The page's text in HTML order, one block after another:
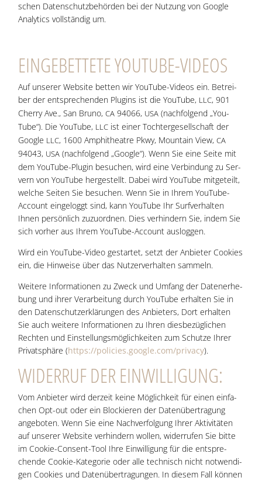
schen Daten­schutz­be­hör­den bei der Nut­zung von Goog­le
Ana­ly­tics voll­stän­dig um.
EIN­GE­BET­TE­TE YOUTUBE-VIDEOS
Auf unse­rer Web­site bet­ten wir You­Tube-Vide­os ein. Betrei­
ber der ent­spre­chen­den Plug­ins ist die You­Tube, LLC, 901
Cher­ry Ave., San Bru­no,CA 94066, USA (nach­fol­gend „You­
Tube“). Die You­Tube, LLC ist einer Toch­ter­ge­sell­schaft der
Goog­le LLC, 1600 Amphi­theat­re Pkwy, Moun­tain View,CA
94043, USA (nach­fol­gend „Goog­le“). Wenn Sie eine Sei­te mit
dem You­Tube-Plug­in besu­chen, wird eine Ver­bin­dung zu Ser­
vern von You­Tube her­ge­stellt. Dabei wird You­Tube mit­ge­teilt,
wel­che Sei­ten Sie besu­chen. Wenn Sie in Ihrem You­Tube-
Account ein­ge­loggt sind, kann You­Tube Ihr Surf­ver­hal­ten
Ihnen per­sön­lich zuzu­ord­nen. Dies ver­hin­dern Sie, indem Sie
sich vor­her aus Ihrem You­Tube-Account ausloggen.
Wird ein You­Tube-Video gestar­tet, setzt der Anbie­ter Coo­kies
ein, die Hin­wei­se über das Nut­zer­ver­hal­ten sammeln.
Wei­te­re Infor­ma­tio­nen zu Zweck und Umfang der Daten­er­he­
bung und ihrer Ver­ar­bei­tung durch You­Tube erhal­ten Sie in
den Daten­schutz­er­klä­run­gen des Anbie­ters, Dort erhal­ten
Sie auch wei­te­re Infor­ma­tio­nen zu Ihren dies­be­züg­li­chen
Rech­ten und Ein­stel­lungs­mög­lich­kei­ten zum Schut­ze Ihrer
Pri­vat­sphä­re (https://policies.google.com/privacy).
WIDER­RUF DER EINWILLIGUNG:
Vom Anbie­ter wird der­zeit kei­ne Mög­lich­keit für einen ein­fa­
chen Opt-out oder ein Blo­ckie­ren der Daten­über­tra­gung
ange­bo­ten. Wenn Sie eine Nach­ver­fol­gung Ihrer Akti­vi­tä­ten
auf unse­rer Web­site ver­hin­dern wol­len, wider­ru­fen Sie bit­te
im Coo­kie-Con­sent-Tool Ihre Ein­wil­li­gung für die ent­spre­
chen­de Coo­kie-Kate­go­rie oder alle tech­nisch nicht not­wen­di­
gen Coo­kies und Daten­über­tra­gun­gen. In die­sem Fall kön­nen